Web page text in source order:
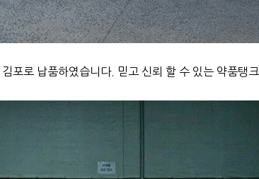
포로 납품하였습니다. 믿고 신뢰 할 수 있는 약품탱